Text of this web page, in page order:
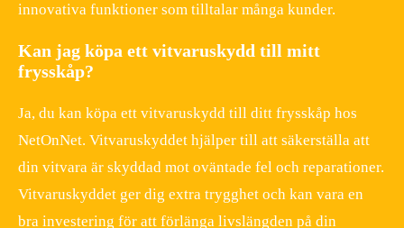
innovativa funktioner som tilltalar många kunder.
Kan jag köpa ett vitvaruskydd till mitt
frysskåp?
Ja, du kan köpa ett vitvaruskydd till ditt frysskåp hos
NetOnNet. Vitvaruskyddet hjälper till att säkerställa att
din vitvara är skyddad mot oväntade fel och reparationer.
Vitvaruskyddet ger dig extra trygghet och kan vara en
bra investering för att förlänga livslängden på din